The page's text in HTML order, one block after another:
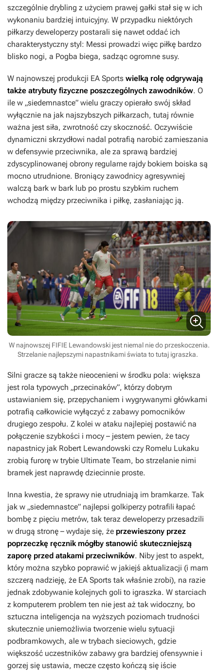
szczególnie drybling z użyciem prawej gałki stał się w ich
wykonaniu bardziej intuicyjny. W przypadku niektórych
piłkarzy deweloperzy postarali się nawet oddać ich
charakterystyczny styl: Messi prowadzi więc piłkę bardzo
blisko nogi, a Pogba biega, sadząc ogromne susy.
W najnowszej produkcji EA Sports wielką rolę odgrywają
także atrybuty fizyczne poszczególnych zawodników. O
ile w „siedemnastce” wielu graczy opierało swój skład
wyłącznie na jak najszybszych piłkarzach, tutaj równie
ważna jest siła, zwrotność czy skoczność. Oczywiście
dynamiczni skrzydłowi nadal potrafią narobić zamieszania
w defensywie przeciwnika, ale za sprawą bardziej
zdyscyplinowanej obrony regularne rajdy bokiem boiska są
mocno utrudnione. Broniący zawodnicy agresywniej
walczą bark w bark lub po prostu szybkim ruchem
wchodzą między przeciwnika i piłkę, zasłaniając ją.
W najnowszej FIFIE Lewandowski jest niemal nie do przeskoczenia.
Strzelanie najlepszymi napastnikami świata to tutaj igraszka.
Silni gracze są także nieocenieni w środku pola: większa
jest rola typowych „przecinaków”, którzy dobrym
ustawianiem się, przepychaniem i wygrywanymi główkami
potrafią całkowicie wyłączyć z zabawy pomocników
drugiego zespołu. Z kolei w ataku najlepiej postawić na
połączenie szybkości i mocy – jestem pewien, że tacy
napastnicy jak Robert Lewandowski czy Romelu Lukaku
zrobią furorę w trybie Ultimate Team, bo strzelanie nimi
bramek jest naprawdę dziecinnie proste.
Inna kwestia, że sprawy nie utrudniają im bramkarze. Tak
jak w „siedemnastce” najlepsi golkiperzy potrafili łapać
bombę z pięciu metrów, tak teraz deweloperzy przesadzili
w drugą stronę – wydaje się, że przewieszony przez
poprzeczkę ręcznik mógłby stanowić skuteczniejszą
zaporę przed atakami przeciwników. Niby jest to aspekt,
który można szybko poprawić w jakiejś aktualizacji (i mam
szczerą nadzieję, że EA Sports tak właśnie zrobi), na razie
jednak zdobywanie kolejnych goli to igraszka. W starciach
z komputerem problem ten nie jest aż tak widoczny, bo
sztuczna inteligencja na wyższych poziomach trudności
skutecznie uniemożliwia tworzenie wielu sytuacji
podbramkowych, ale w trybach sieciowych, gdzie
większość uczestników zabawy gra bardziej ofensywnie i
gorzej się ustawia, mecze często kończą się iście